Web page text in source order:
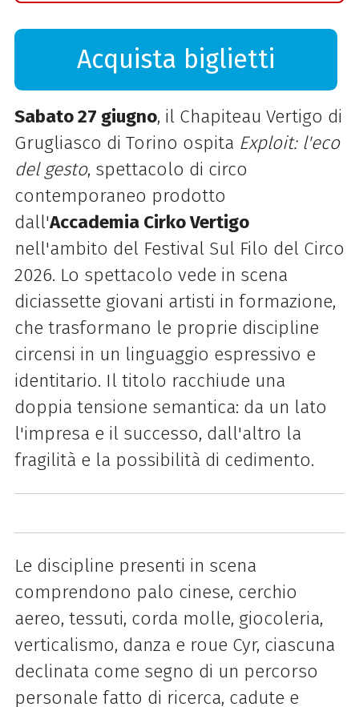
Acquista biglietti
Sabato 27 giugno, il Chapiteau Vertigo di
Grugliasco di Torino ospita Exploit: l'eco
del gesto, spettacolo di circo
contemporaneo prodotto
dall'Accademia Cirko Vertigo
nell'ambito del Festival Sul Filo del Circo
2026. Lo spettacolo vede in scena
diciassette giovani artisti in formazione,
che trasformano le proprie discipline
circensi in un linguaggio espressivo e
identitario. Il titolo racchiude una
doppia tensione semantica: da un lato
l'impresa e il successo, dall'altro la
fragilità e la possibilità di cedimento.
Le discipline presenti in scena
comprendono palo cinese, cerchio
aereo, tessuti, corda molle, giocoleria,
verticalismo, danza e roue Cyr, ciascuna
declinata come segno di un percorso
personale fatto di ricerca, cadute e